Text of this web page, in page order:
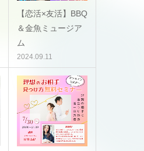
【恋活×友活】BBQ
＆金魚ミュージア
ム
2024.09.11